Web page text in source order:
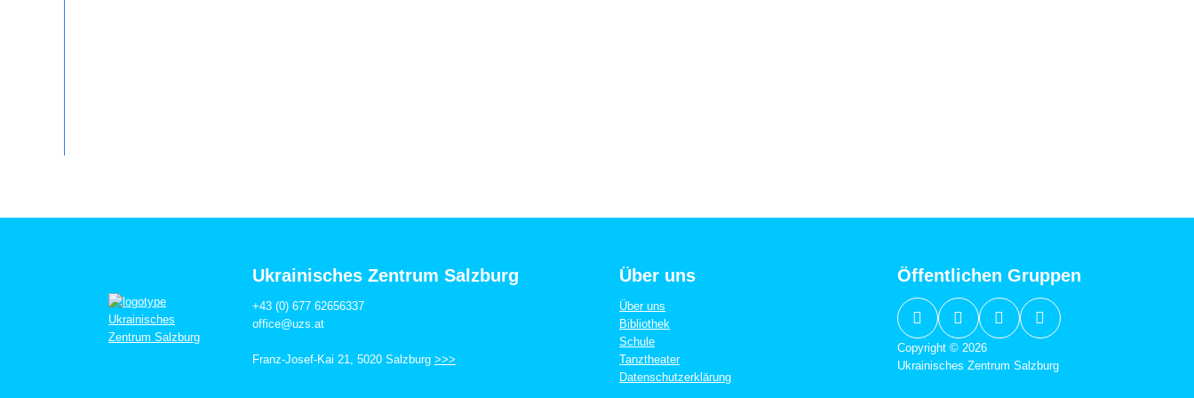
Ukrainisches Zentrum Salzburg
+43 (0) 677 62656337
office@uzs.at
Franz-Josef-Kai 21, 5020 Salzburg >>>
Über uns
Über uns
Bibliothek
Schule
Tanztheater
Datenschutzerklärung
Öffentlichen Gruppen
Copyright © 2026
Ukrainisches Zentrum Salzburg